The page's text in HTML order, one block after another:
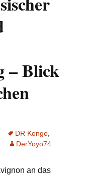
– Blick
DR Kongo
DerYoyo74
an das